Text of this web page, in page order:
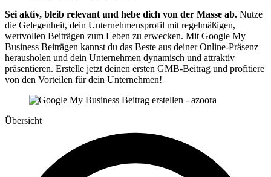
Sei aktiv, bleib relevant und hebe dich von der Masse ab. Nutze
die Gelegenheit, dein Unternehmensprofil mit regelmäßigen,
wertvollen Beiträgen zum Leben zu erwecken. Mit Google My
Business Beiträgen kannst du das Beste aus deiner Online-Präsenz
herausholen und dein Unternehmen dynamisch und attraktiv
präsentieren. Erstelle jetzt deinen ersten GMB-Beitrag und profitiere
von den Vorteilen für dein Unternehmen!
Übersicht